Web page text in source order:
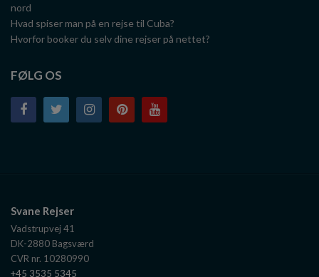
nord
Hvad spiser man på en rejse til Cuba?
Hvorfor booker du selv dine rejser på nettet?
FØLG OS
Svane Rejser
Vadstrupvej 41
DK-2880 Bagsværd
CVR nr. 10280990
+45 3535 5345